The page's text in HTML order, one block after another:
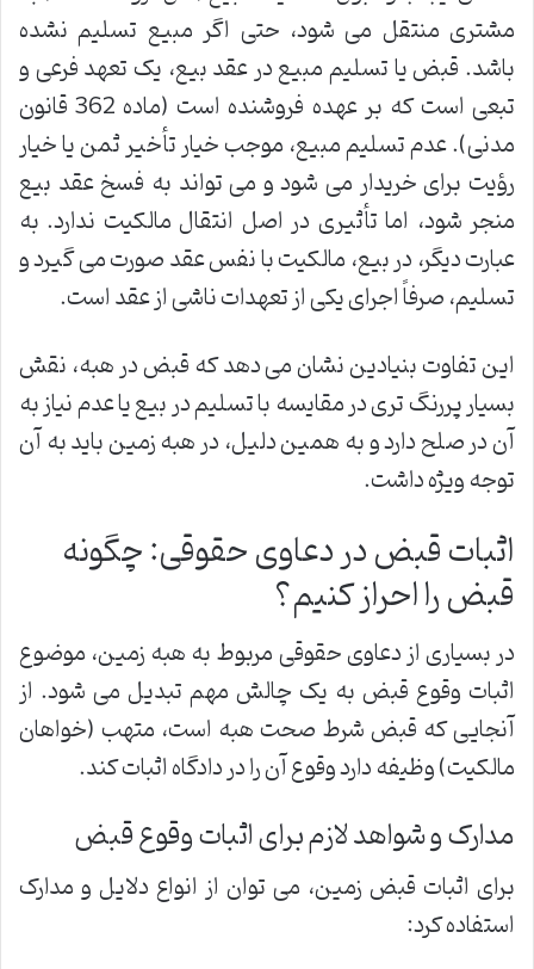
مشتری منتقل می شود، حتی اگر مبیع تسلیم نشده
باشد. قبض یا تسلیم مبیع در عقد بیع، یک تعهد فرعی و
تبعی است که بر عهده فروشنده است (ماده 362 قانون
مدنی). عدم تسلیم مبیع، موجب خیار تأخیر ثمن یا خیار
رؤیت برای خریدار می شود و می تواند به فسخ عقد بیع
منجر شود، اما تأثیری در اصل انتقال مالکیت ندارد. به
عبارت دیگر، در بیع، مالکیت با نفس عقد صورت می گیرد و
تسلیم، صرفاً اجرای یکی از تعهدات ناشی از عقد است.
این تفاوت بنیادین نشان می دهد که قبض در هبه، نقش
بسیار پررنگ تری در مقایسه با تسلیم در بیع یا عدم نیاز به
آن در صلح دارد و به همین دلیل، در هبه زمین باید به آن
توجه ویژه داشت.
اثبات قبض در دعاوی حقوقی: چگونه
قبض را احراز کنیم؟
در بسیاری از دعاوی حقوقی مربوط به هبه زمین، موضوع
اثبات وقوع قبض به یک چالش مهم تبدیل می شود. از
آنجایی که قبض شرط صحت هبه است، متهب (خواهان
مالکیت) وظیفه دارد وقوع آن را در دادگاه اثبات کند.
مدارک و شواهد لازم برای اثبات وقوع قبض
برای اثبات قبض زمین، می توان از انواع دلایل و مدارک
استفاده کرد: